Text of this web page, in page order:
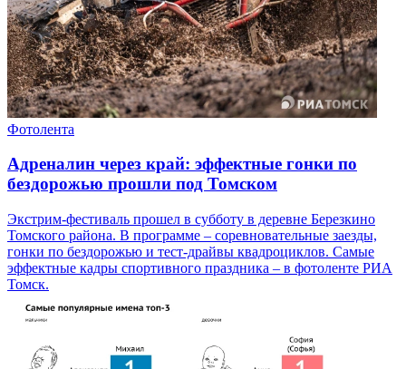
Фотолента
Адреналин через край: эффектные гонки по
бездорожью прошли под Томском
Экстрим-фестиваль прошел в субботу в деревне Березкино
Томского района. В программе – соревновательные заезды,
гонки по бездорожью и тест-драйвы квадроциклов. Самые
эффектные кадры спортивного праздника – в фотоленте РИА
Томск.